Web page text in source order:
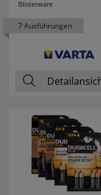
Blisterware
7 Ausführungen